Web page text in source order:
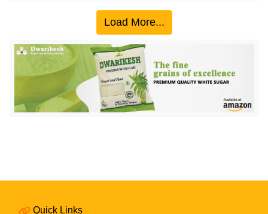
डि
हि
त्य
ऑ
व
Load More...
Quick Links